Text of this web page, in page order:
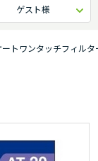
ゲスト様
トワンタッチフィル